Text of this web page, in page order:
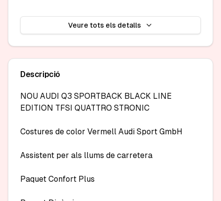
Veure tots els detalls
Descripció
NOU AUDI Q3 SPORTBACK BLACK LINE
EDITION TFSI QUATTRO STRONIC
Costures de color Vermell Audi Sport GmbH
Assistent per als llums de carretera
Paquet Confort Plus